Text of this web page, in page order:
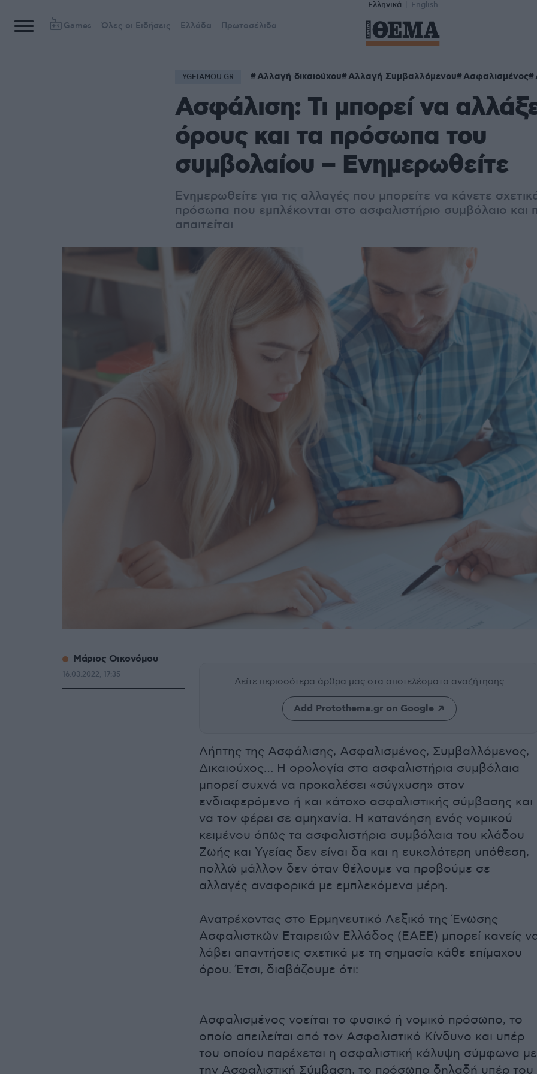
Ελληνικά English
Games Όλες οι Ειδήσεις Ελλάδα Πρωτοσέλιδα
YGEIAMOU.GR Αλλαγή δικαιούχου Αλλαγή Συμβαλλόμενου Ασφαλισμένος
Ασφάλιση: Τι μπορεί να
όρους και τα πρόσωπα του
συμβολαίου – Ενημερωθείτε
Ενημερωθείτε για τις αλλαγές που μπορείτε να κάνετε
πρόσωπα που εμπλέκονται στο ασφαλιστήριο συμβόλαιο και
απαιτείται
Δείτε περισσότερα άρθρα μας στα αποτελέσματα αναζήτησης
Add Protothema.gr on Google
Λήπτης της Ασφάλισης, Ασφαλισμένος, Συμβαλλόμενος,
Δικαιούχος… Η ορολογία στα ασφαλιστήρια συμβόλαια
μπορεί συχνά να προκαλέσει «σύγχυση» στον
ενδιαφερόμενο ή και κάτοχο ασφαλιστικής σύμβασης και
να τον φέρει σε αμηχανία. Η κατανόηση ενός νομικού
κειμένου όπως τα ασφαλιστήρια συμβόλαια του κλάδου
Ζωής και Υγείας δεν είναι δα και η ευκολότερη υπόθεση,
πολλώ μάλλον δεν όταν θέλουμε να προβούμε σε
αλλαγές αναφορικά με εμπλεκόμενα μέρη.
Ανατρέχοντας στο Ερμηνευτικό Λεξικό της Ένωσης
Ασφαλιστκών Εταιρειών Ελλάδος (ΕΑΕΕ) μπορεί κανείς
λάβει απαντήσεις σχετικά με τη σημασία κάθε επίμαχου
όρου. Έτσι, διαβάζουμε ότι:
Ασφαλισμένος νοείται το φυσικό ή νομικό πρόσωπο, το
οποίο απειλείται από τον Ασφαλιστικό Κίνδυνο και υπέρ
του οποίου παρέχεται η ασφαλιστική κάλυψη σύμφωνα με
την Ασφαλιστική Σύμβαση, το πρόσωπο δηλαδή υπέρ του
Μάριος Οικονόμου
16.03.2022, 17:35